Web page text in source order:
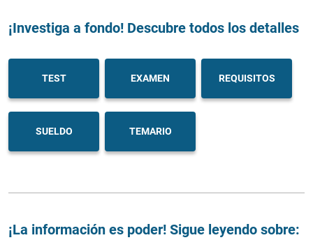
¡Investiga a fondo! Descubre todos los detalles
TEST EXAMEN REQUISITOS
SUELDO TEMARIO
¡La información es poder! Sigue leyendo sobre: